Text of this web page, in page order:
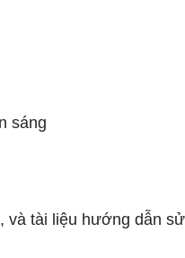
sáng
và tài liệu hướng dẫn